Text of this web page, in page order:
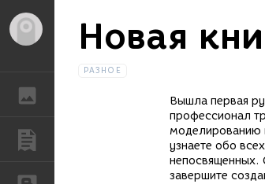
Новая
РАЗНОЕ
Вышла первая
профессионал
моделированию
узнаете обо
непосвященных.
завершите